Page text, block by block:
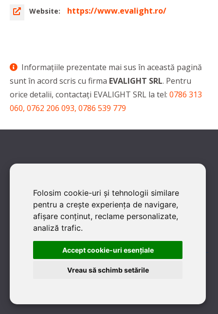
Folosim cookie-uri și tehnologii similare
pentru a crește experiența de navigare,
afișare conținut, reclame personalizate,
analiză trafic.
Accept cookie-uri esenţiale
Vreau să schimb setările
Website: https://www.evalight.ro/
Informaţiile prezentate mai sus în această pagină
sunt în acord scris cu firma EVALIGHT SRL. Pentru
orice detalii, contactaţi EVALIGHT SRL la tel: 0786 313
060, 0762 206 093, 0786 539 779
Ai colaborat cu această firmă?
Dacă ai lucrat sau cunoşti EVALIGHT SRL, ai posibilitatea să
ACORDĂ UN RATING: